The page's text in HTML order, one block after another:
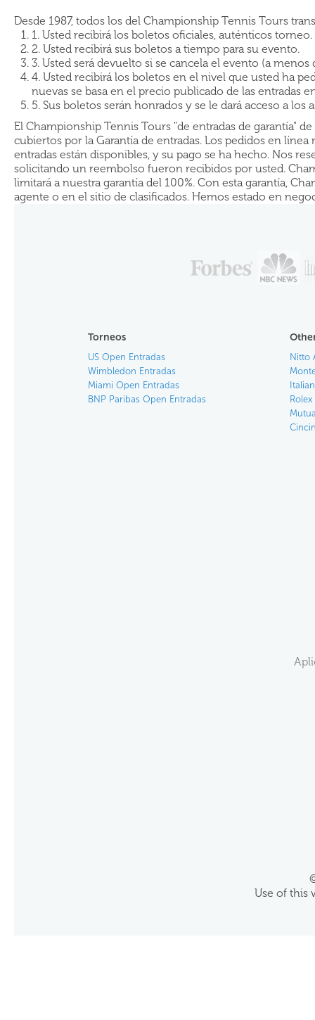
Desde 1987, todos los del Championship Tennis Tours
1. Usted recibirá los boletos oficiales, auténticos torneo.
2. Usted recibirá sus boletos a tiempo para su evento.
3. Usted será devuelto si se cancela el evento (a
4. Usted recibirá los boletos en el nivel que usted ha
nuevas se basa en el precio publicado de las entradas
5. Sus boletos serán honrados y se le dará acceso a
El Championship Tennis Tours "de entradas de garantía"
cubiertos por la Garantía de entradas. Los pedidos en
entradas están disponibles, y su pago se ha hecho. Nos
solicitando un reembolso fueron recibidos por usted.
limitará a nuestra garantía del 100%. Con esta garantía,
agente o en el sitio de clasificados. Hemos estado en
Torneos
US Open Entradas
Wimbledon Entradas
Miami Open Entradas
BNP Paribas Open Entradas
Nitto
Use of this